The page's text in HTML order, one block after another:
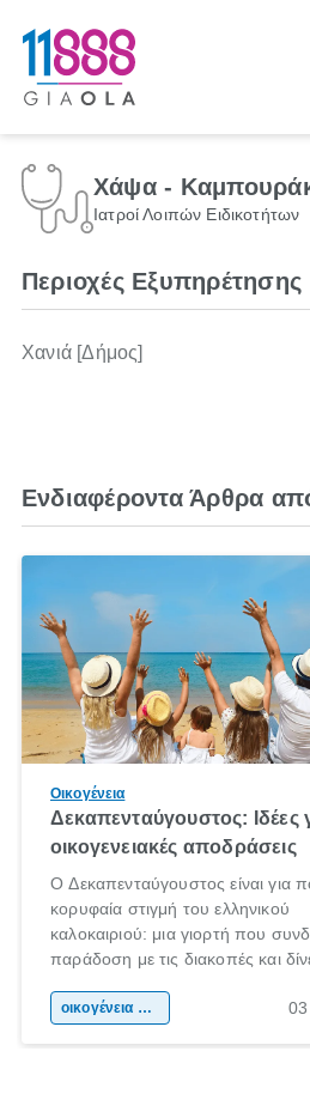
Χάψα -
Ιατροί Λοιπών Ειδικοτήτων
Περιοχές Εξυπηρέτησης
Χανιά [Δήμος]
Ενδιαφέροντα Άρθρα
Οικογένεια
Δεκαπενταύγουστος: Ιδέες
οικογενειακές αποδράσεις
Ο Δεκαπενταύγουστος είναι για
κορυφαία στιγμή του ελληνικού
καλοκαιριού: μια γιορτή που
παράδοση με τις διακοπές και
χώρας. Είτε πρόκειται για λίγες
οικογένεια & παιδί